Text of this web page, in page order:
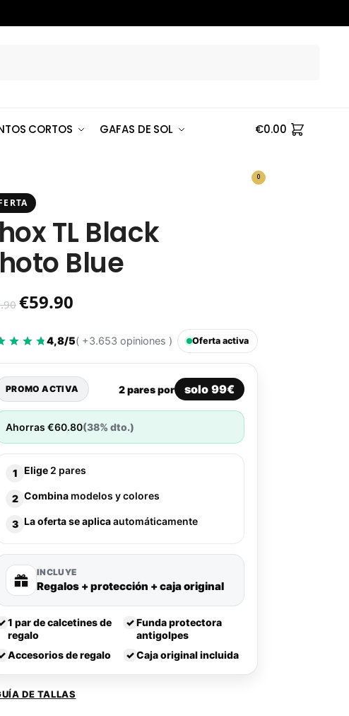
CORTOS GAFAS DE SOL €0.00
0
TL Black
Blue
€59.90
4,8/5( +3.653 opiniones ) Oferta activa
PROMO ACTIVA 2 pares por solo 99€
Ahorras€60.80(38% dto.)
1 Elige 2 pares
2 Combina modelos y colores
3 La oferta se aplicaautomáticamente
INCLUYE
Regalos + protección + caja original
1 par de calcetines de
regalo
✓ Funda protectora
antigolpes
Accesorios de regalo ✓ Caja original incluida
DE TALLAS